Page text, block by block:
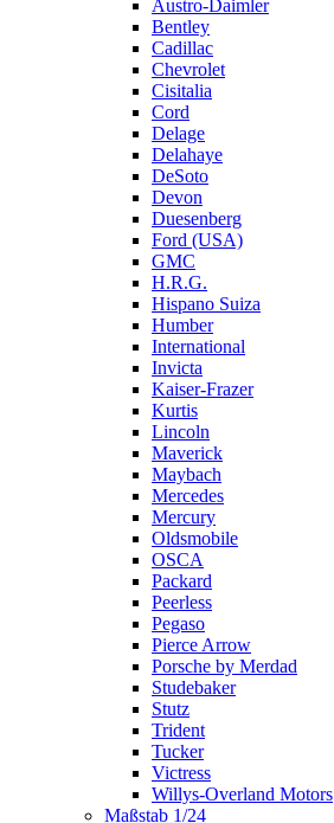
Austro-Daimler
Bentley
Cadillac
Chevrolet
Cisitalia
Cord
Delage
Delahaye
DeSoto
Devon
Duesenberg
Ford (USA)
GMC
H.R.G.
Hispano Suiza
Humber
International
Invicta
Kaiser-Frazer
Kurtis
Lincoln
Maverick
Maybach
Mercedes
Mercury
Oldsmobile
OSCA
Packard
Peerless
Pegaso
Pierce Arrow
Porsche by Merdad
Studebaker
Stutz
Trident
Tucker
Victress
Willys-Overland Motors
Maßstab 1/24